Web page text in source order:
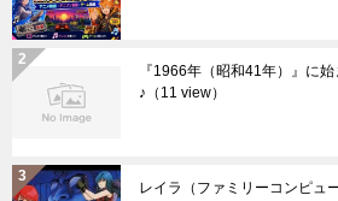
『1966年（昭和41年）』に
♪ （11 view）
レイラ（ファミリーコンピュ